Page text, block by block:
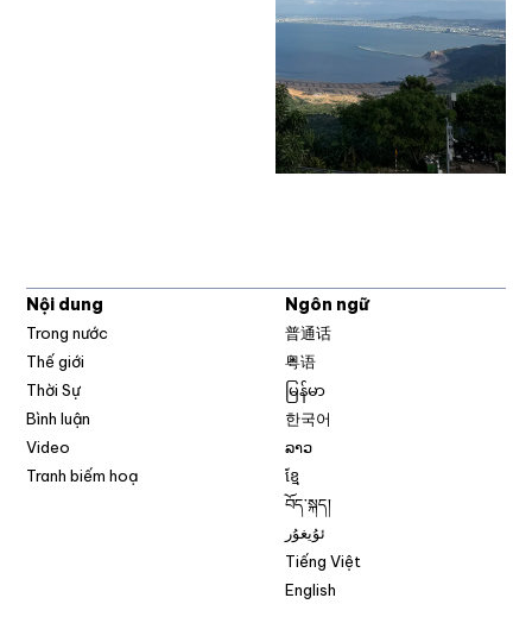
Nội dung
Trong nước
Thế giới
Thời Sự
Bình luận
Video
Tranh biếm hoạ
Ngôn ngữ
普通话
粤语
မြန်မာ
한국어
ລາວ
ខ្មែ
བོད་སྐད།
ئۇيغۇر
Tiếng Việt
English